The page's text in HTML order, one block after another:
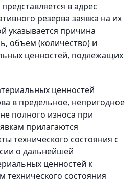
в адрес
резерва заявка на их
указывается причина
объем (количество) и
ценностей, подлежащих
ценностей
в предельное, непригодное
полного износа при
прилагаются
технического состояния с
о дальнейшей
ценностей к
технического состояния